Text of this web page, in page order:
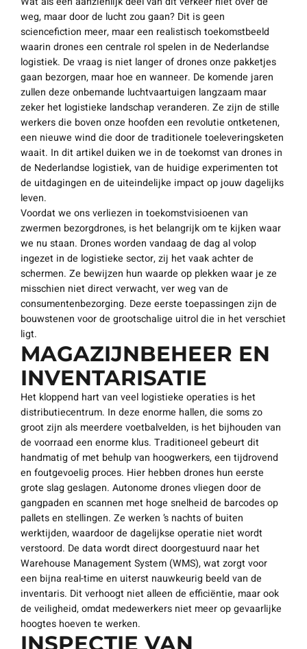
weg, maar door de lucht zou gaan? Dit is geen
sciencefiction meer, maar een realistisch toekomstbeeld
waarin drones een centrale rol spelen in de Nederlandse
logistiek. De vraag is niet langerofdrones onze pakketjes
gaan bezorgen, maar hoe enwanneer. De komende jaren
zullen deze onbemande luchtvaartuigen langzaam maar
zeker het logistieke landschap veranderen. Ze zijn de stille
werkers die boven onze hoofden een revolutie ontketenen,
een nieuwe wind die door de traditionele toeleveringsketen
waait. In dit artikel duiken we in de toekomst van drones in
de Nederlandse logistiek, van de huidige experimenten tot
de uitdagingen en de uiteindelijke impact op jouw dagelijks
leven.
Voordat we ons verliezen in toekomstvisioenen van
zwermen bezorgdrones, is het belangrijk om te kijken waar
we nu staan. Drones worden vandaag de dag al volop
ingezet in de logistieke sector, zij het vaak achter de
schermen. Ze bewijzen hun waarde op plekken waar je ze
misschien niet direct verwacht, ver weg van de
consumentenbezorging. Deze eerste toepassingen zijn de
bouwstenen voor de grootschalige uitrol die in het verschiet
ligt.
MAGAZIJNBEHEER EN
INVENTARISATIE
Het kloppend hart van veel logistieke operaties is het
distributiecentrum. In deze enorme hallen, die soms zo
groot zijn als meerdere voetbalvelden, is het bijhouden van
de voorraad een enorme klus. Traditioneel gebeurt dit
handmatig of met behulp van hoogwerkers, een tijdrovend
en foutgevoelig proces. Hier hebben drones hun eerste
grote slag geslagen. Autonome drones vliegen door de
gangpaden en scannen met hoge snelheid de barcodes op
pallets en stellingen. Ze werken ’s nachts of buiten
werktijden, waardoor de dagelijkse operatie niet wordt
verstoord. De data wordt direct doorgestuurd naar het
Warehouse Management System (WMS), wat zorgt voor
een bijna real-time en uiterst nauwkeurig beeld van de
inventaris. Dit verhoogt niet alleen de efficiëntie, maar ook
de veiligheid, omdat medewerkers niet meer op gevaarlijke
hoogtes hoeven te werken.
INSPECTIE VAN